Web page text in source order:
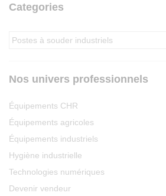
Categories
Nos univers professionnels
Équipements CHR
Équipements agricoles
Équipements industriels
Hygiène industrielle
Technologies numériques
Devenir vendeur